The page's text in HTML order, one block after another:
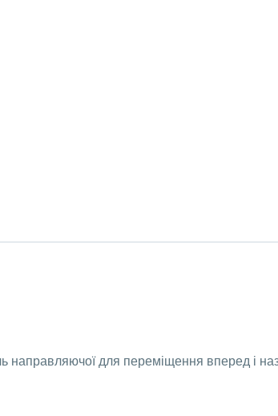
направляючої для переміщення вперед і